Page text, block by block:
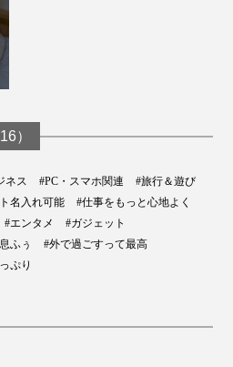
）
ネス #PC・スマホ関連
#旅行＆遊び
名入れ可能
#仕事をもっと心地よく
#エンタメ
#ガジェット
ふぅ
#外で過ごすって最高
ぷり